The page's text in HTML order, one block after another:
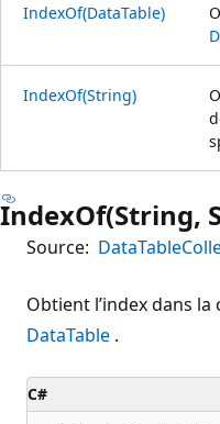
IndexOf(DataTable)
IndexOf(String)
IndexOf(String,
Source:
Obtient l’index dans
DataTable .
C#